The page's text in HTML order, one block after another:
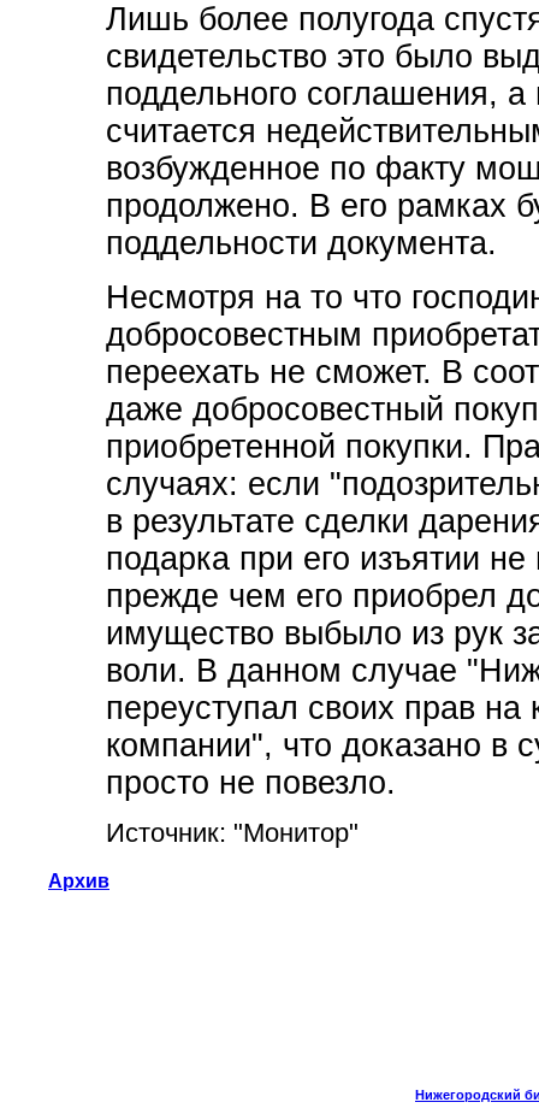
Лишь более полугода
свидетельство это было
поддельного соглашения,
считается
возбужденное по факту
продолжено. В его рамках
поддельности документа.
Несмотря на то что
добросовестным
переехать не сможет. В
даже добросовестный
приобретенной покупки.
случаях: если
в результате сделки
подарка при его изъятии
прежде чем его приобрел
имущество выбыло из рук
воли. В данном случае
переуступал своих прав на
компании", что доказано в
просто не повезло.
Источник: "Монитор"
Архив
Нижегородский